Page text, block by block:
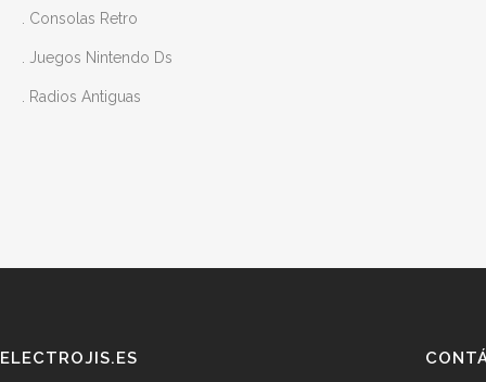
. Consolas Retro
. Juegos Nintendo Ds
. Radios Antiguas
ELECTROJIS.ES